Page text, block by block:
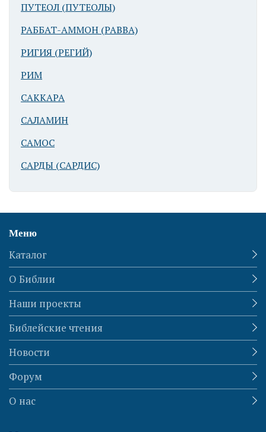
ПУТЕОЛ (ПУТЕОЛЫ)
РАББАТ-АММОН (РАВВА)
РИГИЯ (РЕГИЙ)
РИМ
САККАРА
САЛАМИН
САМОС
САРДЫ (САРДИС)
Меню
Каталог
О Библии
Наши проекты
Библейские чтения
Новости
Форум
О нас